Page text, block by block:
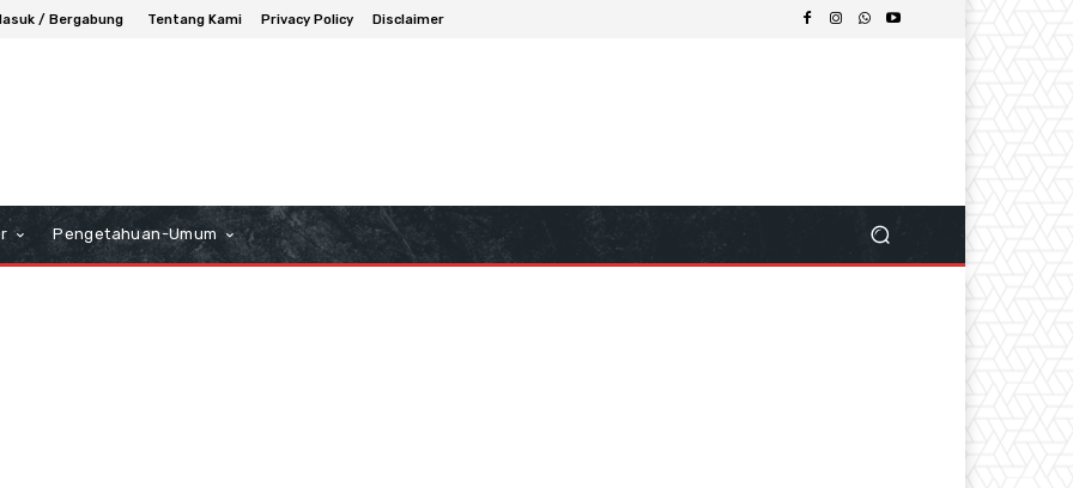
/ Bergabung Tentang Kami Privacy Policy Disclaimer
Pengetahuan-Umum